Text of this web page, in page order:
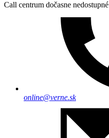
Call centrum dočasne nedostupné
online@verne.sk